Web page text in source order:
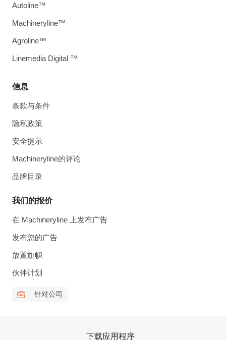
信息
条款与条件
隐私政策
安全提示
Machineryline的评论
品牌目录
我们的报价
在 Machineryline 上发布广告
发布您的广告
放置旗帜
伙伴计划
针对公司
Autoline™
Machineryline™
Agroline™
Linemedia Digital ™
下载应用程序